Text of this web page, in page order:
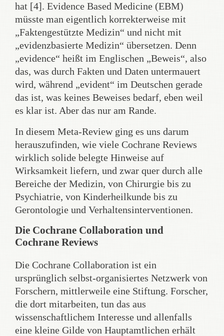
hat [4]. Evidence Based Medicine (EBM)
müsste man eigentlich korrekterweise mit
„Faktengestützte Medizin“ und nicht mit
„evidenzbasierte Medizin“ übersetzen. Denn
„evidence“ heißt im Englischen „Beweis“, also
das, was durch Fakten und Daten untermauert
wird, während „evident“ im Deutschen gerade
das ist, was keines Beweises bedarf, eben weil
es klar ist. Aber das nur am Rande.
In diesem Meta-Review ging es uns darum
herauszufinden, wie viele Cochrane Reviews
wirklich solide belegte Hinweise auf
Wirksamkeit liefern, und zwar quer durch alle
Bereiche der Medizin, von Chirurgie bis zu
Psychiatrie, von Kinderheilkunde bis zu
Gerontologie und Verhaltensinterventionen.
Die Cochrane Collaboration und
Cochrane Reviews
Die Cochrane Collaboration ist ein
ursprünglich selbst-organisiertes Netzwerk von
Forschern, mittlerweile eine Stiftung. Forscher,
die dort mitarbeiten, tun das aus
wissenschaftlichem Interesse und allenfalls
eine kleine Gilde von Hauptamtlichen erhält